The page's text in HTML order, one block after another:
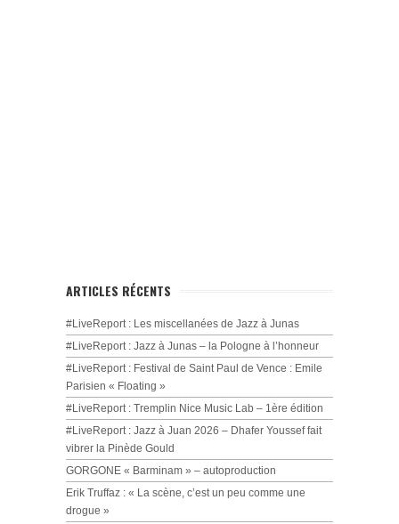
ARTICLES RÉCENTS
#LiveReport : Les miscellanées de Jazz à Junas
#LiveReport : Jazz à Junas – la Pologne à l’honneur
#LiveReport : Festival de Saint Paul de Vence : Emile
Parisien « Floating »
#LiveReport : Tremplin Nice Music Lab – 1ère édition
#LiveReport : Jazz à Juan 2026 – Dhafer Youssef fait
vibrer la Pinède Gould
GORGONE « Barminam » – autoproduction
Erik Truffaz : « La scène, c’est un peu comme une
drogue »